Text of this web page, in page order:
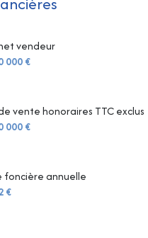
vendeur
000 €
vente honoraires TTC exclus
000 €
foncière annuelle
€